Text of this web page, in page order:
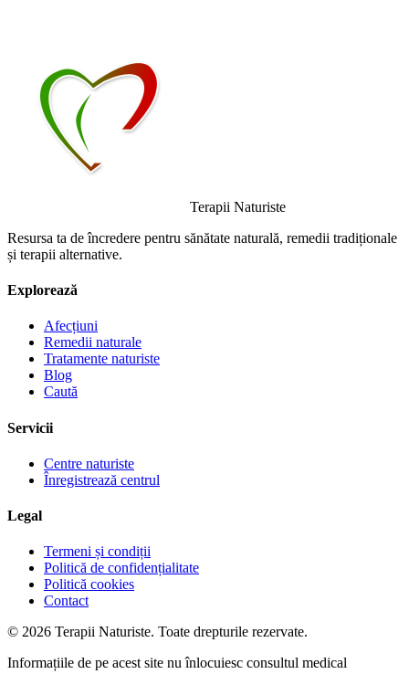
Terapii Naturiste
Resursa ta de încredere pentru sănătate naturală, remedii tradiționale
și terapii alternative.
Explorează
Afecțiuni
Remedii naturale
Tratamente naturiste
Blog
Caută
Servicii
Centre naturiste
Înregistrează centrul
Legal
Termeni și condiții
Politică de confidențialitate
Politică cookies
Contact
© 2026 Terapii Naturiste. Toate drepturile rezervate.
Informațiile de pe acest site nu înlocuiesc consultul medical